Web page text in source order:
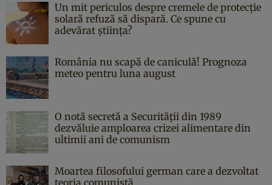
Un mit periculos despre cremele de protecție
solară refuză să dispară. Ce spune cu
adevărat știința?
România nu scapă de caniculă! Prognoza
meteo pentru luna august
O notă secretă a Securității din 1989
dezvăluie amploarea crizei alimentare din
ultimii ani de comunism
Moartea filosofului german care a dezvoltat
teoria comunistă